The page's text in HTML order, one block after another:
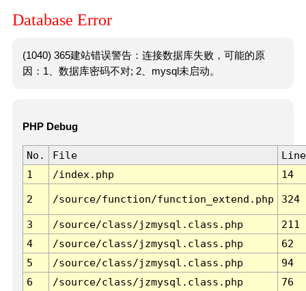
Database Error
(1040) 365建站错误警告：连接数据库失败，可能的原
因：1、数据库密码不对; 2、mysql未启动。
PHP Debug
No. File
Line
1
/index.php 14
2 /source/function/function_extend.php 324
3 /source/class/jzmysql.class.php
211
4
/source/class/jzmysql.class.php
62
5
/source/class/jzmysql.class.php
94
6
/source/class/jzmysql.class.php 76